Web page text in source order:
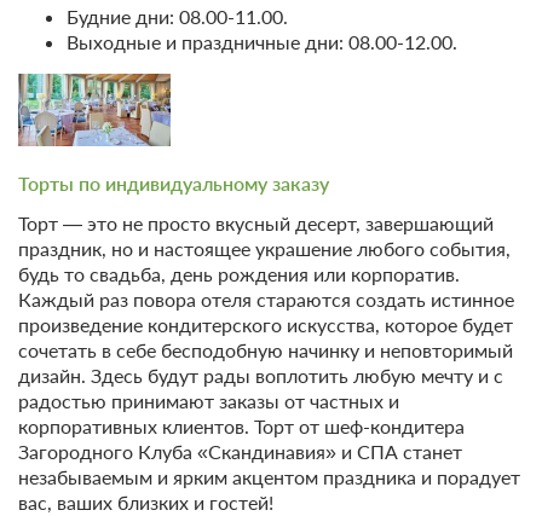
Тариф Стандартный 2026, Включен завтрак "шведский
стол"
после 21 августа 2026 00:00 оплата не возвращается
Требуется внесение предоплаты в течение 2 часов.
Сумма предоплаты составляет 30000 руб.
30 000
2 гостя
Моментальное подтверждение
В стоимость входит:
Тариф Стандартный 2026, Включен завтрак "шведский
стол"
Бесплатная отмена до 20 августа 2026 23:59; При отмене
после 21 августа 2026 00:00 оплата не возвращается
Требуется внесение предоплаты в течение 2 часов.
Сумма предоплаты составляет 30000 руб.
Прокат
Велосипеды
Будние дни: 08.00-11.00.
Выходные и праздничные дни: 08.00-12.00.
Торты по индивидуальному заказу
Торт — это не просто вкусный десерт, завершающий
праздник, но и настоящее украшение любого события,
будь то свадьба, день рождения или корпоратив.
Каждый раз повора отеля стараются создать истинное
произведение кондитерского искусства, которое будет
сочетать в себе бесподобную начинку и неповторимый
дизайн. Здесь будут рады воплотить любую мечту и с
радостью принимают заказы от частных и
корпоративных клиентов. Торт от шеф-кондитера
Загородного Клуба «Скандинавия» и СПА станет
незабываемым и ярким акцентом праздника и порадует
вас, ваших близких и гостей!